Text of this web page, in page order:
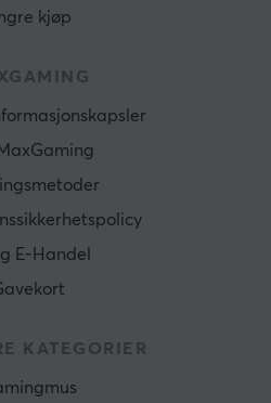
kjøp
E-Handel
KATEGORIER